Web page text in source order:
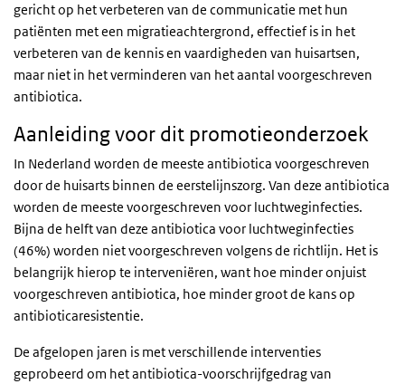
gericht op het verbeteren van de communicatie met hun
patiënten met een migratieachtergrond, effectief is in het
verbeteren van de kennis en vaardigheden van huisartsen,
maar niet in het verminderen van het aantal voorgeschreven
antibiotica.
Aanleiding voor dit promotieonderzoek
In Nederland worden de meeste antibiotica voorgeschreven
door de huisarts binnen de eerstelijnszorg. Van deze antibiotica
worden de meeste voorgeschreven voor luchtweginfecties.
Bijna de helft van deze antibiotica voor luchtweginfecties
(46%) worden niet voorgeschreven volgens de richtlijn. Het is
belangrijk hierop te interveniëren, want hoe minder onjuist
voorgeschreven antibiotica, hoe minder groot de kans op
antibioticaresistentie.
De afgelopen jaren is met verschillende interventies
geprobeerd om het antibiotica-voorschrijfgedrag van